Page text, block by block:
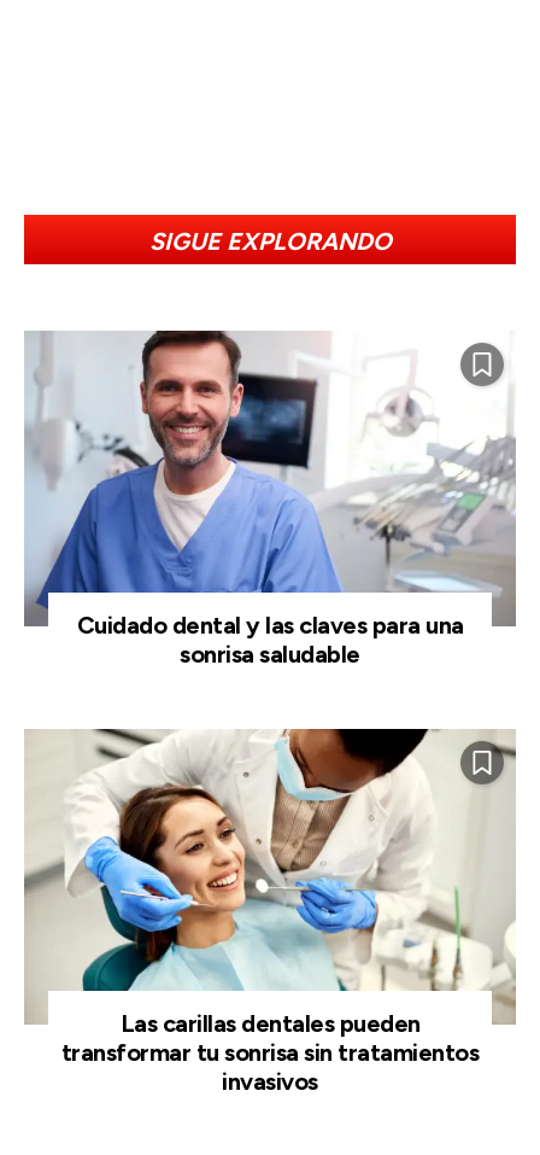
SIGUE EXPLORANDO
Cuidado dental y las claves para una
sonrisa saludable
Las carillas dentales pueden
transformar tu sonrisa sin tratamientos
invasivos